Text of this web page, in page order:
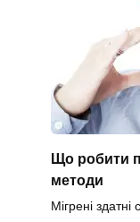
Що робити
методи
Мігрені